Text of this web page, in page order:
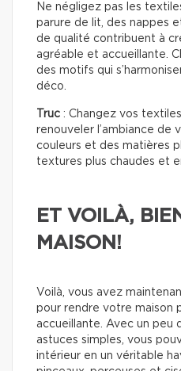
Ne négligez pas les
parure de lit, des nappes
de qualité contribuent à
agréable et accueillante.
des motifs qui
déco.
Truc : Changez vos
renouveler l’ambiance de
couleurs et des matières
textures plus chaudes et
ET VOILÀ,
MAISON!
Voilà, vous avez
pour rendre votre maison
accueillante. Avec un peu
astuces simples, vous
intérieur en un véritable